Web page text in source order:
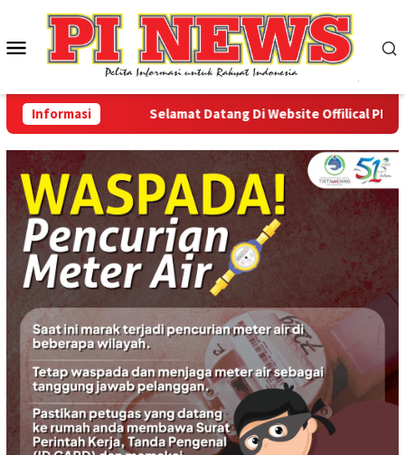
konten
Menu
Mobile
Informasi Selamat Datang Di Website Offilical PI-